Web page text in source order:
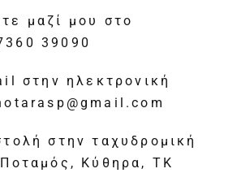
μαζί μου στο
39090
στην ηλεκτρονική
στην ταχυδρομική
Κύθηρα, ΤΚ